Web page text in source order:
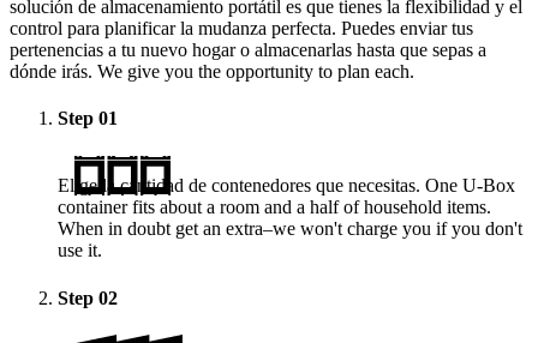
solución de almacenamiento portátil es que tienes la flexibilidad y el
control para planificar la mudanza perfecta. Puedes enviar tus
pertenencias a tu nuevo hogar o almacenarlas hasta que sepas a
dónde irás. We give you the opportunity to plan each.
Step 01
Elige la cantidad de contenedores que necesitas. One U-Box
container fits about a room and a half of household items.
When in doubt get an extra–we won't charge you if you don't
use it.
Step 02